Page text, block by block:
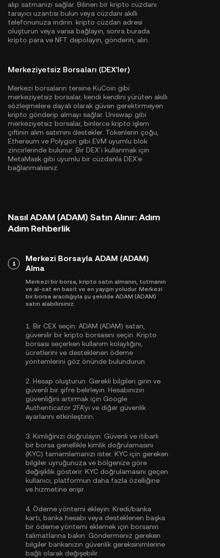
alıp satmanızı sağlar. Bilinen bir kripto cüzdanı
tarayıcı uzantısı bulun veya cüzdanı akıllı
telefonunuza indirin. kripto cüzdan adresi
oluşturun veya varsa bağlayın, sonra burada
kripto para ve NFT depolayın, gönderin, alın.
Merkeziyetsiz Borsaları (DEX'ler)
Merkezi borsaların tersine KuCoin gibi
merkeziyetsiz borsalar, kendi kendini yürüten akıllı
sözleşmelere dayalı olarak güven gerektirmeyen
kripto gönderip almayı sağlar. Uniswap gibi
merkeziyetsiz borsalar, binlerce kripto işlem
çiftinin alım satımını destekler. Tokenlerin çoğu,
Ethereum ve Polygon gibi EVM uyumlu blok
zincirlerinde bulunur. Bir DEX'i kullanmak için
MetaMask gibi uyumlu bir cüzdanla DEX'e
bağlanmalısınız.
Nasıl ADAM (ADAM) Satın Alınır: Adım
Adım Rehberlik
1
Merkezi Borsayla ADAM (ADAM)
Alma
Merkezi bir borsa, kripto satın almanın, tutmanın
ve al-sat en basit ve en yaygın yoludur. Merkezi
bir borsa aracılığıyla şu şekilde ADAM (ADAM)
satın alabilirsiniz:
1. Bir CEX seçin: ADAM (ADAM) satan,
güvenilir bir kripto borsasını seçin. Kripto
borsası seçerken kullanım kolaylığını,
ücretlerini ve desteklenen ödeme
yöntemlerini göz önünde bulundurun.
2. Hesap oluşturun: Gerekli bilgileri girin ve
güvenli bir şifre belirleyin. Hesabınızın
güvenliğini artırmak için Google
Authenticator 2FA'yı ve diğer güvenlik
ayarlarını etkinleştirin.
3. Kimliğinizi doğrulayın: Güvenli ve itibarlı
bir borsa genellikle kimlik doğrulamasını
(KYC) tamamlamanızı ister. KYC için gereken
bilgiler uyruğunuza ve bölgenize göre
değişiklik gösterir. KYC doğrulamasını geçen
kullanıcı, platformun daha fazla özelliğine
ve hizmetine erişir.
4. Ödeme yöntemi ekleyin: Kredi/banka
kartı, banka hesabı veya desteklenen başka
bir ödeme yöntemi eklemek için borsanın
talimatlarına bakın. Göndermeniz gereken
bilgiler bankanızın güvenlik gereksinimlerine
bağlı olarak değişebilir.